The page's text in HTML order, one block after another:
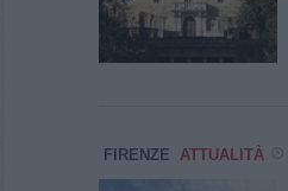
FIRENZE ATTUALITÀ